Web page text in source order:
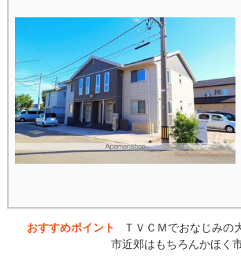
おすすめポイント
ＴＶＣＭでおなじみ
市近郊はもちろんかほく